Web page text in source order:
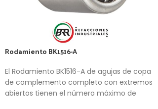
Rodamiento BK1516-A
El Rodamiento BK1516-A de agujas de copa
de complemento completo con extremos
abiertos tienen el número máximo de